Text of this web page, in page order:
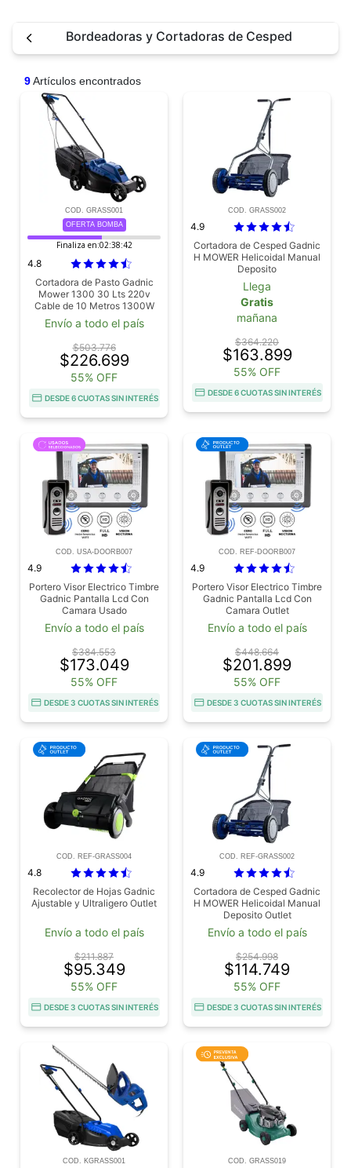
Bordeadoras y Cortadoras de Cesped
9Artículos encontrados
COD. GRASS001
OFERTA BOMBA
Finaliza en:02:38:41
4.8
Cortadora de Pasto Gadnic
Mower 1300 30 Lts 220v
Cable de 10 Metros 1300W
Envío a todo el país
$503.776
$226.699
55% OFF
DESDE 6 CUOTAS SIN INTERÉS
COD. GRASS002
4.9
Cortadora de Cesped Gadnic
H MOWER Helicoidal Manual
Deposito
Llega
Gratis
mañana
$364.220
$163.899
55% OFF
DESDE 6 CUOTAS SIN INTERÉS
COD. USA-DOORB007
4.9
Portero Visor Electrico Timbre
Gadnic Pantalla Lcd Con
Camara Usado
Envío a todo el país
$384.553
$173.049
55% OFF
DESDE 3 CUOTAS SIN INTERÉS
COD. REF-DOORB007
4.9
Portero Visor Electrico Timbre
Gadnic Pantalla Lcd Con
Camara Outlet
Envío a todo el país
$448.664
$201.899
55% OFF
DESDE 3 CUOTAS SIN INTERÉS
COD. REF-GRASS004
4.8
Recolector de Hojas Gadnic
Ajustable y Ultraligero Outlet
Envío a todo el país
$211.887
$95.349
55% OFF
DESDE 3 CUOTAS SIN INTERÉS
COD. REF-GRASS002
4.9
Cortadora de Cesped Gadnic
H MOWER Helicoidal Manual
Deposito Outlet
Envío a todo el país
$254.998
$114.749
55% OFF
DESDE 3 CUOTAS SIN INTERÉS
COD. KGRASS001 COD. GRASS019